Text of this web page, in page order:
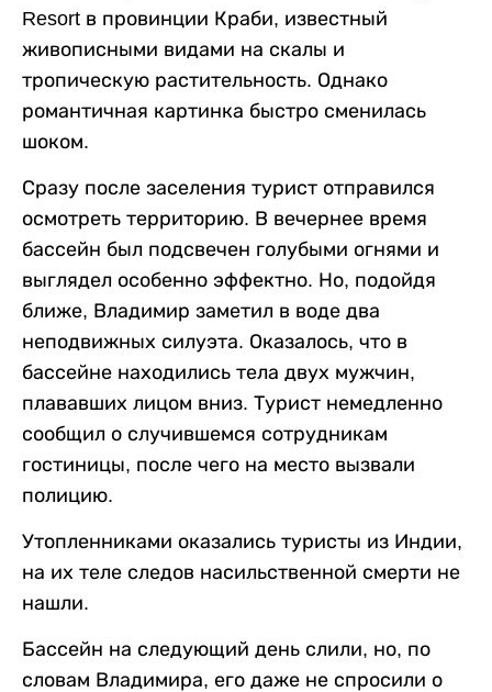
Resort в провинции Краби, известный
живописными видами на скалы и
тропическую растительность. Однако
романтичная картинка быстро сменилась
шоком.
Сразу после заселения турист отправился
осмотреть территорию. В вечернее время
бассейн был подсвечен голубыми огнями и
выглядел особенно эффектно. Но, подойдя
ближе, Владимир заметил в воде два
неподвижных силуэта. Оказалось, что в
бассейне находились тела двух мужчин,
плававших лицом вниз. Турист немедленно
сообщил о случившемся сотрудникам
гостиницы, после чего на место вызвали
полицию.
Утопленниками оказались туристы из Индии,
на их теле следов насильственной смерти не
нашли.
Бассейн на следующий день слили, но, по
словам Владимира, его даже не спросили о